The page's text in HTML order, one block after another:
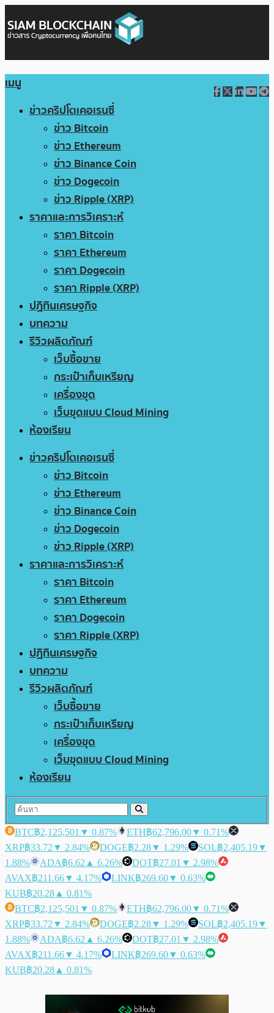
เมนู
ข่าวคริปโตเคอเรนซี่
ข่าว Bitcoin
ข่าว Ethereum
ข่าว Binance Coin
ข่าว Dogecoin
ข่าว Ripple (XRP)
ราคาและการวิเคราะห์
ราคา Bitcoin
ราคา Ethereum
ราคา Dogecoin
ราคา Ripple (XRP)
ปฏิทินเศรษฐกิจ
บทความ
รีวิวผลิตภัณฑ์
เว็บซื้อขาย
กระเป๋าเก็บเหรียญ
เครื่องขุด
เว็บขุดแบบ Cloud Mining
ห้องเรียน
ข่าวคริปโตเคอเรนซี่
ข่าว Bitcoin
ข่าว Ethereum
ข่าว Binance Coin
ข่าว Dogecoin
ข่าว Ripple (XRP)
ราคาและการวิเคราะห์
ราคา Bitcoin
ราคา Ethereum
ราคา Dogecoin
ราคา Ripple (XRP)
ปฏิทินเศรษฐกิจ
บทความ
รีวิวผลิตภัณฑ์
เว็บซื้อขาย
กระเป๋าเก็บเหรียญ
เครื่องขุด
เว็บขุดแบบ Cloud Mining
ห้องเรียน
BTC฿2,125,501 ▼ 0.87% ETH฿62,796.00▼ 0.71%
XRP฿33.72 ▼ 2.84% DOGE฿2.28▼ 1.29% SOL฿2,405.19▼
1.88%
ADA฿6.62 ▲ 6.26% DOT฿27.01 ▼ 2.98%
AVAX฿211.66▼ 4.17% LINK฿269.60▼ 0.63%
KUB฿20.28 ▲ 0.81%
BTC฿2,125,501 ▼ 0.87% ETH฿62,796.00▼ 0.71%
XRP฿33.72 ▼ 2.84% DOGE฿2.28▼ 1.29% SOL฿2,405.19▼
1.88%
ADA฿6.62 ▲ 6.26% DOT฿27.01 ▼ 2.98%
AVAX฿211.66▼ 4.17% LINK฿269.60▼ 0.63%
KUB฿20.28 ▲ 0.81%